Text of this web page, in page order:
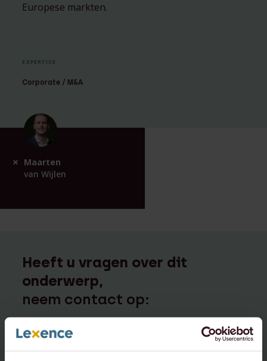
Europese markten.
EXPERTISE
Corporate / M&A
Maarten
van Wijlen
Heeft u vragen over dit
onderwerp,
neem contact op:
info@lexence.com